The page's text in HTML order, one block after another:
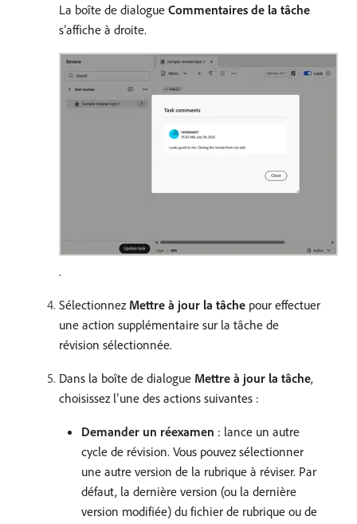
La boîte de dialogue Commentaires de la tâche
s’affiche à droite.
.
Sélectionnez Mettre à jour la tâche pour effectuer
une action supplémentaire sur la tâche de
révision sélectionnée.
Dans la boîte de dialogue Mettre à jour la tâche,
choisissez l’une des actions suivantes :
Demander un réexamen : lance un autre
cycle de révision. Vous pouvez sélectionner
une autre version de la rubrique à réviser. Par
défaut, la dernière version (ou la dernière
version modifiée) du fichier de rubrique ou de